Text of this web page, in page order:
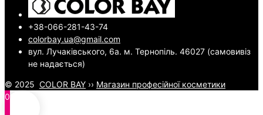
+38-066-281-43-74
colorbay.ua@gmail.com
вул. Лучаківського, 6а. м. Тернопіль. 46027 (самовивіз
не надається)
© 2025 COLOR BAY ›› Магазин професійної косметики
0